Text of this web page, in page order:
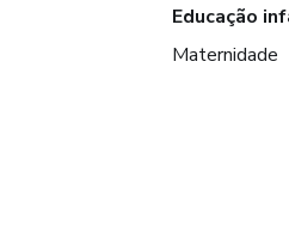
Educação
Maternidade